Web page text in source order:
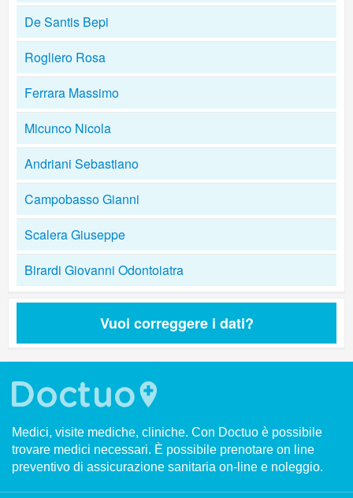
De Santis Bepi
Rogliero Rosa
Ferrara Massimo
Micunco Nicola
Andriani Sebastiano
Campobasso Gianni
Scalera Giuseppe
Birardi Giovanni Odontoiatra
Vuoi correggere i dati?
Medici, visite mediche, cliniche. Con Doctuo è possibile
trovare medici necessari. È possibile prenotare on line
preventivo di assicurazione sanitaria on-line e noleggio.